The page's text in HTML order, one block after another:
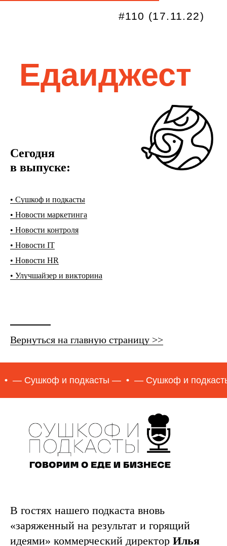
#110 (17.11.22)
Сегодня
в выпуске:
• Сушкоф и подкасты
• Новости маркетинга
• Новости контроля
• Новости IT
• Новости HR
• Улучшайзер и викторина
Вернуться на главную страницу >>
и подкасты — — Сушкоф и подкасты — —
В гостях нашего подкаста вновь
«заряженный на результат и горящий
идеями» коммерческий директор Илья